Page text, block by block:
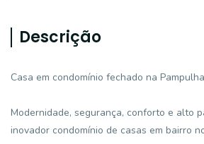
Descrição
Casa em condomínio fechado na Pampulha
Modernidade, segurança, conforto e alto
inovador condomínio de casas em bairro